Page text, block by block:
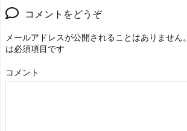
コメントをどうぞ
メールアドレスが公開されることはありません。
は必須項目です
コメント